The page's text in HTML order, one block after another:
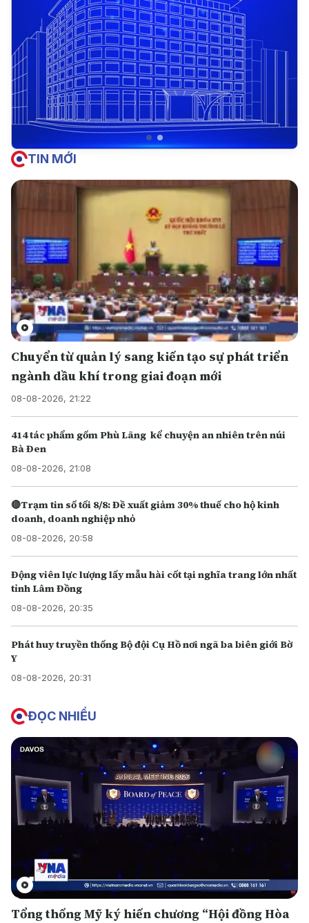
TIN MỚI
Chuyển từ quản lý sang kiến tạo sự phát triển
ngành dầu khí trong giai đoạn mới
08-08-2026, 21:22
414 tác phẩm gốm Phù Lãng kể chuyện an nhiên trên núi
Bà Đen
08-08-2026, 21:08
🔴Trạm tin số tối 8/8: Đề xuất giảm 30% thuế cho hộ kinh
doanh, doanh nghiệp nhỏ
08-08-2026, 20:58
Động viên lực lượng lấy mẫu hài cốt tại nghĩa trang lớn nhất
tỉnh Lâm Đồng
08-08-2026, 20:35
Phát huy truyền thống Bộ đội Cụ Hồ nơi ngã ba biên giới Bờ
Y
08-08-2026, 20:31
ĐỌC NHIỀU
Tổng thống Mỹ ký hiến chương “Hội đồng Hòa